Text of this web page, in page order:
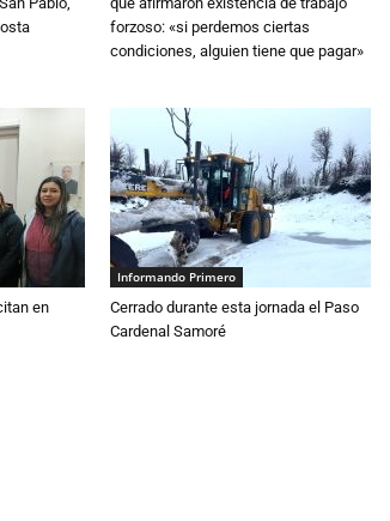
forzoso: «si perdemos ciertas
condiciones, alguien tiene que pagar»
en
Informando Primero
Cerrado durante esta jornada el Paso
Cardenal Samoré